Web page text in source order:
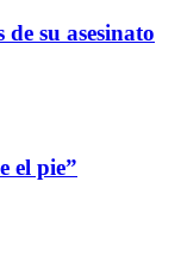
su asesinato
el pie”